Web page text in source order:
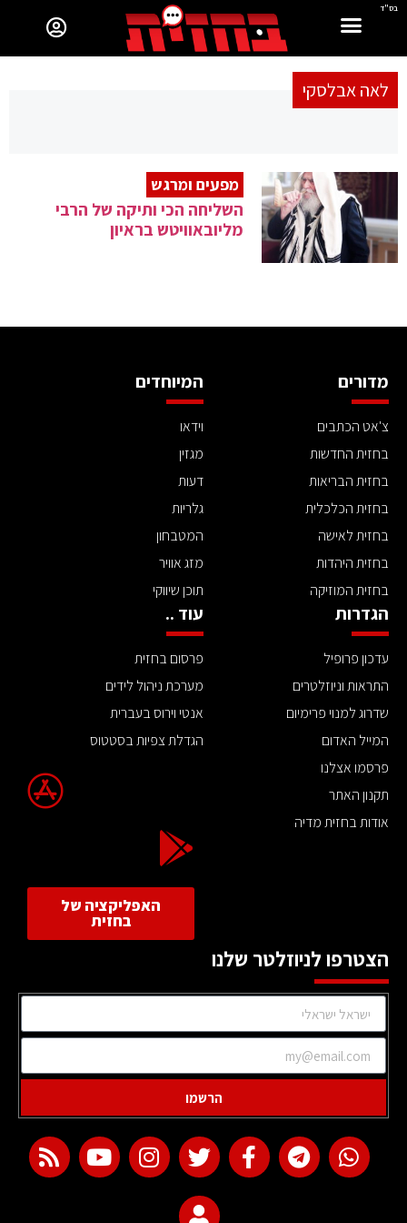
בס"ד
לאה אבלסקי
מפעים ומרגש
השליחה הכי ותיקה של הרבי
מליובאוויטש בראיון
מדורים
צ'אט הכתבים
בחזית החדשות
בחזית הבריאות
בחזית הכלכלית
בחזית לאישה
בחזית היהדות
בחזית המוזיקה
המיוחדים
וידאו
מגזין
דעות
גלריות
המטבחון
מזג אוויר
תוכן שיווקי
הגדרות
עדכון פרופיל
התראות וניוזלטרים
שדרוג למנוי פרימיום
המייל האדום
פרסמו אצלנו
תקנון האתר
אודות בחזית מדיה
עוד ..
פרסום בחזית
מערכת ניהול לידים
אנטי וירוס בעברית
הגדלת צפיות בסטטוס
האפליקציה של
בחזית
הצטרפו לניוזלטר שלנו
הרשמו